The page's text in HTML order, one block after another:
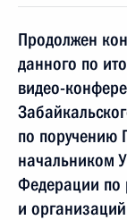
Продолжен
данного по
видео-
по поручению
начальником
Федерации по
и